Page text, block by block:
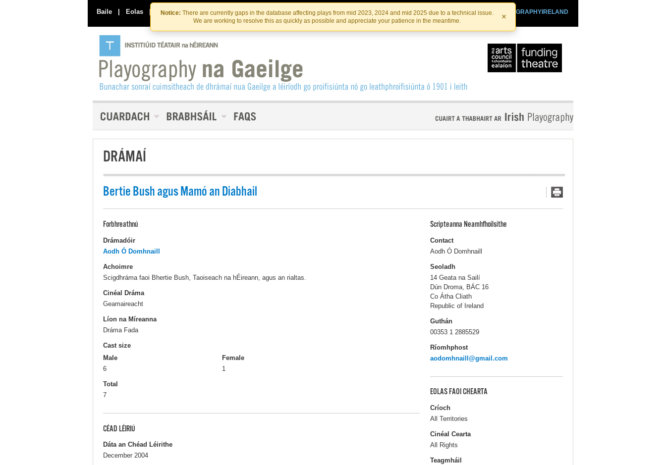
Skip
to
the
content
Skip
to
content
Notice: There are currently gaps in the database affecting plays from mid 2023, 2024 and mid 2025 due to a technical issue.
We are working to resolve this as quickly as possible and appreciate your patience in the meantime.
×
Baile | Eolas | Déan Teagmháil Linn PLAYOGRAPHYIRELAND
IRISHTHEATRE.IE
INSTITIúID TéATAIR NA HÉIREANN
DRÁMAÍ
Bertie Bush agus Mamó an Diabhail
Forbhreathnú
Drámadóir
Aodh Ó Domhnaill
Achoimre
Scigdhráma faoi Bhertie Bush, Taoiseach na hÉireann, agus an rialtas.
Cinéal Dráma
Geamaireacht
Líon na Míreanna
Dráma Fada
Cast size
Male
6
Female
1
Total
7
CÉAD LÉIRIÚ
Dáta an Chéad Léirithe
December 2004
Scripteanna Neamhfhoilsithe
Contact
Aodh Ó Domhnaill
Seoladh
14 Geata na Sailí
Dún Droma, BÁC 16
Co Átha Cliath
Republic of Ireland
Guthán
00353 1 2885529
Ríomhphost
aodomhnaill@gmail.com
EOLAS FAOI CHEARTA
Críoch
All Territories
Cinéal Cearta
All Rights
Teagmháil